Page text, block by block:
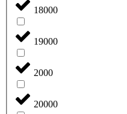
18000
19000
2000
20000